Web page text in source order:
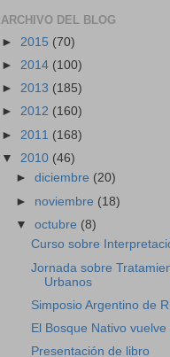
ARCHIVO DEL BLOG
► 2015 (70)
► 2014 (100)
► 2013 (185)
► 2012 (160)
► 2011 (168)
▼ 2010 (46)
►diciembre (20)
► noviembre (18)
▼octubre (8)
Curso sobre
Jornada sobre
Urbanos
Simposio Argentino de
El Bosque Nativo
Presentación de libro